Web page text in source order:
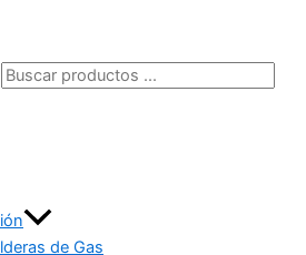
de Gas